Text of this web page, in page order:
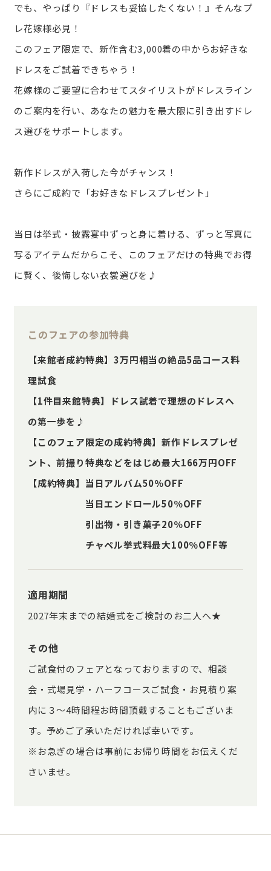
でも、やっぱり『ドレスも妥協したくない！』そんなプ
レ花嫁様必見！
このフェア限定で、新作含む3,000着の中からお好きな
ドレスをご試着できちゃう！
花嫁様のご要望に合わせてスタイリストがドレスライン
のご案内を行い、あなたの魅力を最大限に引き出すドレ
ス選びをサポートします。
新作ドレスが入荷した今がチャンス！
さらにご成約で「お好きなドレスプレゼント」
当日は挙式・披露宴中ずっと身に着ける、ずっと写真に
写るアイテムだからこそ、このフェアだけの特典でお得
に賢く、後悔しない衣裳選びを♪
このフェアの参加特典
【来館者成約特典】3万円相当の絶品5品コース料
理試食
【1件目来館特典】ドレス試着で理想のドレスへ
の第一歩を♪
【このフェア限定の成約特典】新作ドレスプレゼ
ント、前撮り特典などをはじめ最大166万円OFF
【成約特典】当日アルバム50％OFF
当日エンドロール50％OFF
引出物・引き菓子20％OFF
チャペル挙式料最大100％OFF等
適用期間
2027年末までの結婚式をご検討のお二人へ★
その他
ご試食付のフェアとなっておりますので、相談
会・式場見学・ハーフコースご試食・お見積り案
内に３～4時間程お時間頂戴することもございま
す。予めご了承いただければ幸いです。
※お急ぎの場合は事前にお帰り時間をお伝えくだ
さいませ。